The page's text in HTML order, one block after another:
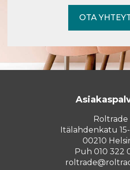
OTA
Roltrade
Itälahdenkatu 15-
00210
Puh 010 322